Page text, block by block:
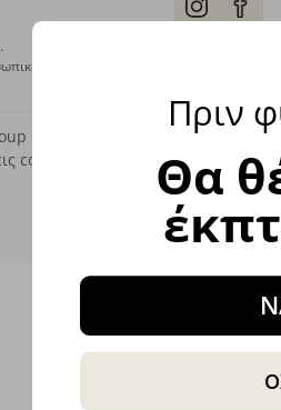
σας δεδομένων μέσω
d.o.o. 2012 - 2026
cookies Χάρτης ιστότοπου
Πριν
Θα